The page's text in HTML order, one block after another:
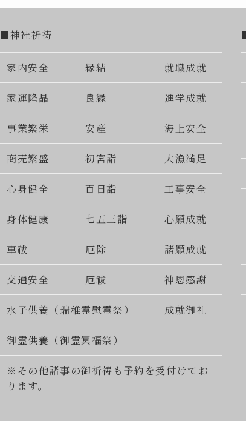
■神社祈祷
家内安全 縁結 就職成就
家運隆晶 良縁 進学成就
事業繁栄 安産 海上安全
商売繁盛 初宮詣 大漁満足
心身健全 百日詣 工事安全
身体健康 七五三詣 心願成就
車祓 厄除 諸願成就
交通安全 厄祓 神恩感謝
水子供養（瑞稚霊慰霊祭） 成就御礼
御霊供養（御霊冥福祭）
※その他諸事の御祈祷も予約を受付けてお
ります。